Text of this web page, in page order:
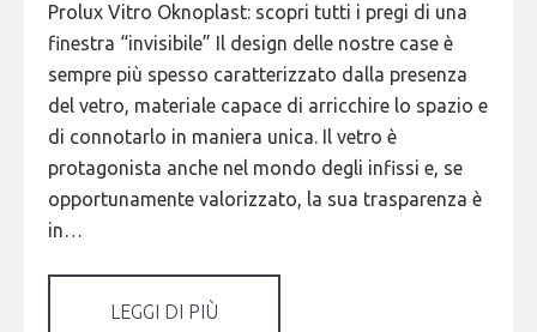
Prolux Vitro Oknoplast: scopri tutti i pregi di una
finestra “invisibile” Il design delle nostre case è
sempre più spesso caratterizzato dalla presenza
del vetro, materiale capace di arricchire lo spazio e
di connotarlo in maniera unica. Il vetro è
protagonista anche nel mondo degli infissi e, se
opportunamente valorizzato, la sua trasparenza è
in…
LEGGI DI PIÙ